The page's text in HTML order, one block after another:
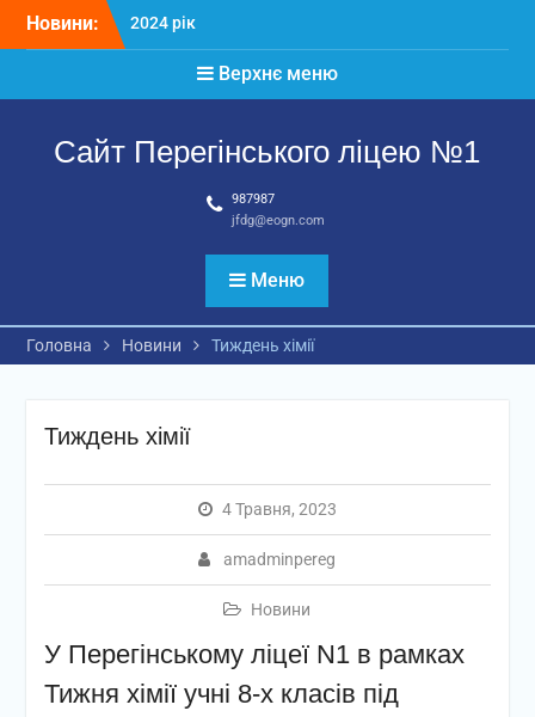
Новини:
2024 рік
Матеріали
Верхнє меню
Сайт Перегінського ліцею №1
987987
jfdg@eogn.com
Меню
Головна Новини Тиждень хімії
Тиждень хімії
4 Травня, 2023
amadminpereg
Новини
У Перегінському ліцеї N1 в рамках
Тижня хімії учні 8-х класів під